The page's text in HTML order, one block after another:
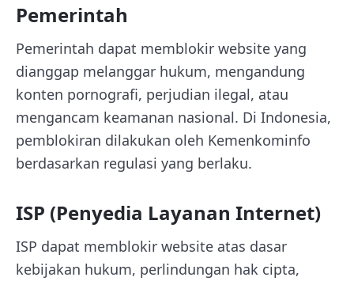
Pemerintah
Pemerintah dapat memblokir website yang
dianggap melanggar hukum, mengandung
konten pornografi, perjudian ilegal, atau
mengancam keamanan nasional. Di Indonesia,
pemblokiran dilakukan oleh Kemenkominfo
berdasarkan regulasi yang berlaku.
ISP (Penyedia Layanan Internet)
ISP dapat memblokir website atas dasar
kebijakan hukum, perlindungan hak cipta,